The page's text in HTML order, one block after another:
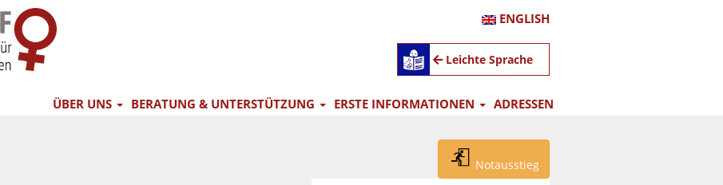
ENGLISH
Leichte Sprache
ÜBER UNS BERATUNG & UNTERSTÜTZUNG ERSTE INFORMATIONEN ADRESSEN
Notausstieg